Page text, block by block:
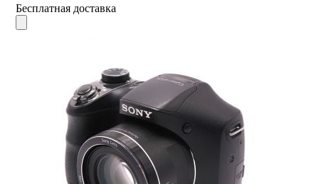
Бесплатная доставка